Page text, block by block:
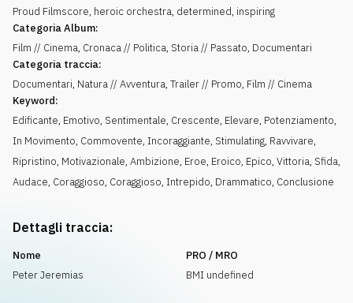
Proud Filmscore, heroic orchestra, determined, inspiring
Categoria Album:
Film // Cinema, Cronaca // Politica, Storia // Passato, Documentari
Categoria traccia:
Documentari, Natura // Avventura, Trailer // Promo, Film // Cinema
Keyword:
Edificante, Emotivo, Sentimentale, Crescente, Elevare, Potenziamento,
In Movimento, Commovente, Incoraggiante, Stimulating, Ravvivare,
Ripristino, Motivazionale, Ambizione, Eroe, Eroico, Epico, Vittoria, Sfida,
Audace, Coraggioso, Coraggioso, Intrepido, Drammatico, Conclusione
Dettagli traccia:
Nome
Peter Jeremias
PRO / MRO
BMI undefined